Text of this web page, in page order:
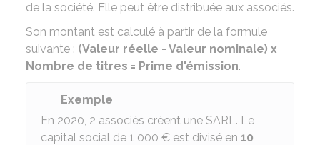
de la société. Elle peut être distribuée aux associés.
Son montant est calculé à partir de la formule
suivante : (Valeur réelle - Valeur nominale) x
Nombre de titres = Prime d'émission.
Exemple
En 2020, 2 associés créent une SARL. Le
capital social de 1 000 € est divisé en 10